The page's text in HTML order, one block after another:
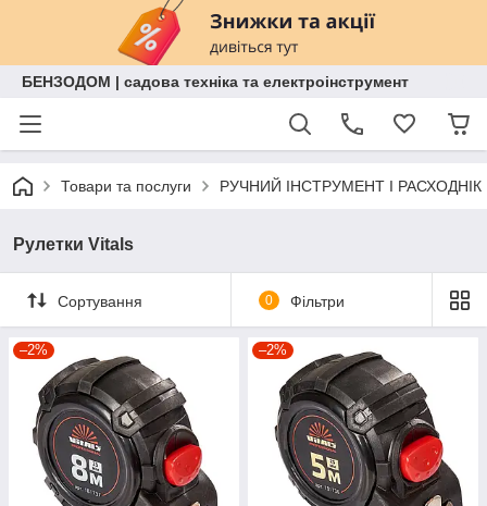
БЕНЗОДОМ | садова техніка та електроінструмент
Товари та послуги РУЧНИЙ ІНСТРУМЕНТ І РАСХОДНІК
Рулетки Vitals
Сортування 0 Фільтри
–2% –2%